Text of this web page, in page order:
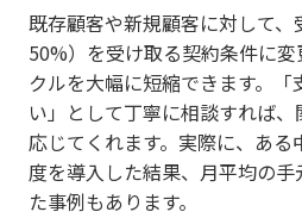
既存顧客や新規顧客に対して
50%）を受け取る契約条件に
クルを大幅に短縮できます。
い」として丁寧に相談すれば
応じてくれます。実際に、あ
度を導入した結果、月平均の
た事例もあります。